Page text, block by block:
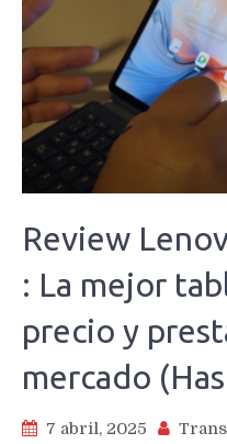
Review
: La mejor
precio y
mercado
7 abril, 2025